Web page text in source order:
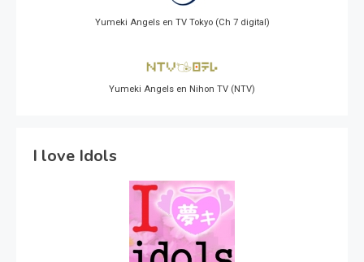
Yumeki Angels en TV Tokyo (Ch 7 digital)
Yumeki Angels en Nihon TV (NTV)
I love Idols